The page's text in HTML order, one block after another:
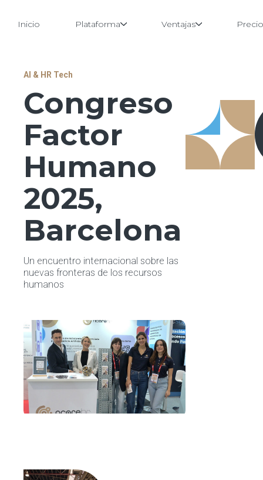
Saltar
contenido
Inicio Plataforma Ventajas
AI & HR Tech
Congreso
Factor
Humano
2025,
Barcelona
Un encuentro internacional sobre las
nuevas fronteras de los recursos
humanos